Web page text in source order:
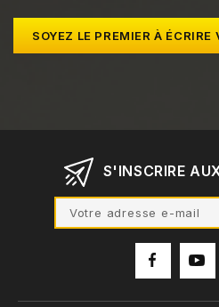
SOYEZ LE PREMIER À ÉCRIRE
S'INSCRIRE